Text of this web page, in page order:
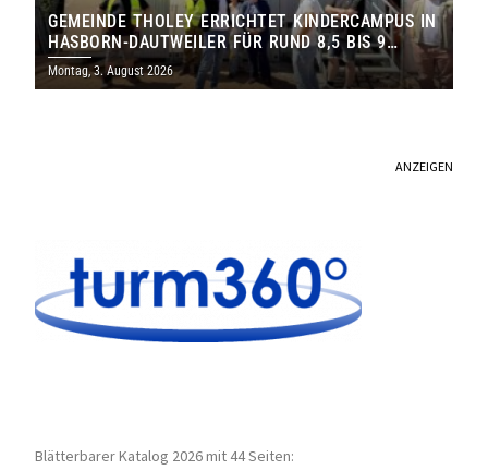
GEMEINDE THOLEY ERRICHTET KINDERCAMPUS IN
HASBORN-DAUTWEILER FÜR RUND 8,5 BIS 9
MILLIONEN EURO
Montag, 3. August 2026
ANZEIGEN
Blätterbarer Katalog 2026 mit 44 Seiten: